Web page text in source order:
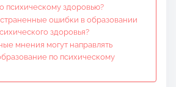
психическому здоровью?
ошибки в образовании
здоровья?
мнения могут направлять
по психическому